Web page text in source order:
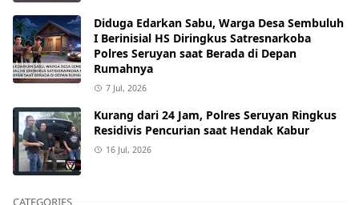
Diduga Edarkan Sabu, Warga Desa Sembuluh
I Berinisial HS Diringkus Satresnarkoba
Polres Seruyan saat Berada di Depan
Rumahnya
7 Jul, 2026
Kurang dari 24 Jam, Polres Seruyan Ringkus
Residivis Pencurian saat Hendak Kabur
16 Jul, 2026
CATEGORIES